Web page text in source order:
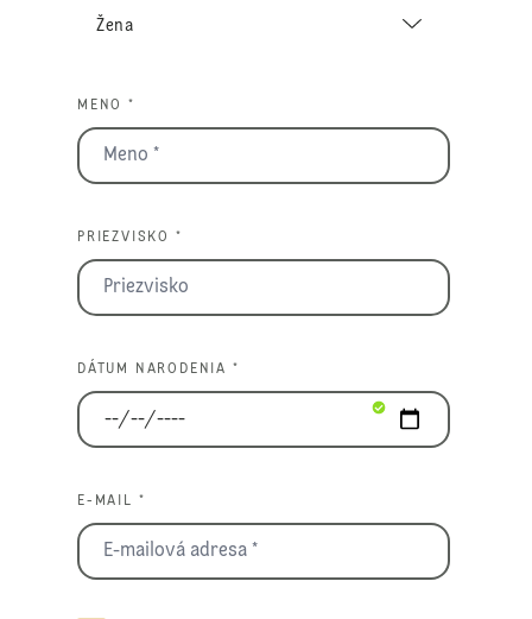
MENO *
PRIEZVISKO *
DÁTUM NARODENIA *
E-MAIL *